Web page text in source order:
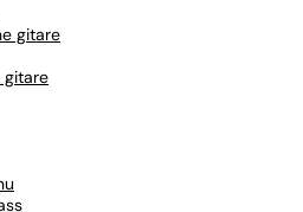
gitare
gitare